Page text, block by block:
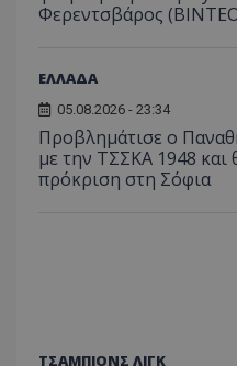
Φερεντσβάρος
ΕΛΛΑΔΑ
05.08.2026 - 23:34
Προβλημάτισε ο
με την ΤΣΣΚΑ 1948 και
πρόκριση στη Σόφια
ΤΣΑΜΠΙΟΝΣ ΛΙΓΚ